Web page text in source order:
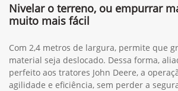
Nivelar o terreno, ou empurrar
muito mais fácil
Com 2,4 metros de largura, permite que
material seja deslocado. Dessa forma,
perfeito aos tratores John Deere, a
agilidade e eficiência, sem perder a